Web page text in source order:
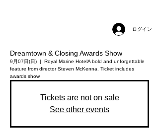
ログイン
Dreamtown & Closing Awards Show
9月07日(日)
  |
Royal Marine HotelA bold and unforgettable
feature from director Steven McKenna. Ticket includes
awards show
Tickets are not on sale
See other events